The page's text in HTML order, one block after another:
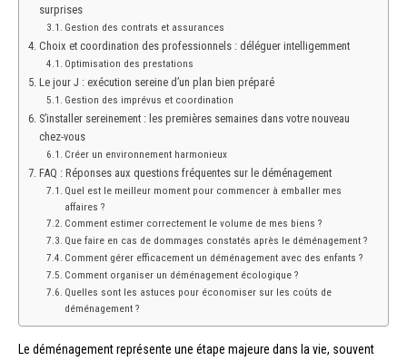
surprises
Gestion des contrats et assurances
Choix et coordination des professionnels : déléguer intelligemment
Optimisation des prestations
Le jour J : exécution sereine d’un plan bien préparé
Gestion des imprévus et coordination
S’installer sereinement : les premières semaines dans votre nouveau
chez-vous
Créer un environnement harmonieux
FAQ : Réponses aux questions fréquentes sur le déménagement
Quel est le meilleur moment pour commencer à emballer mes
affaires ?
Comment estimer correctement le volume de mes biens ?
Que faire en cas de dommages constatés après le déménagement ?
Comment gérer efficacement un déménagement avec des enfants ?
Comment organiser un déménagement écologique ?
Quelles sont les astuces pour économiser sur les coûts de
déménagement ?
Le déménagement représente une étape majeure dans la vie, souvent